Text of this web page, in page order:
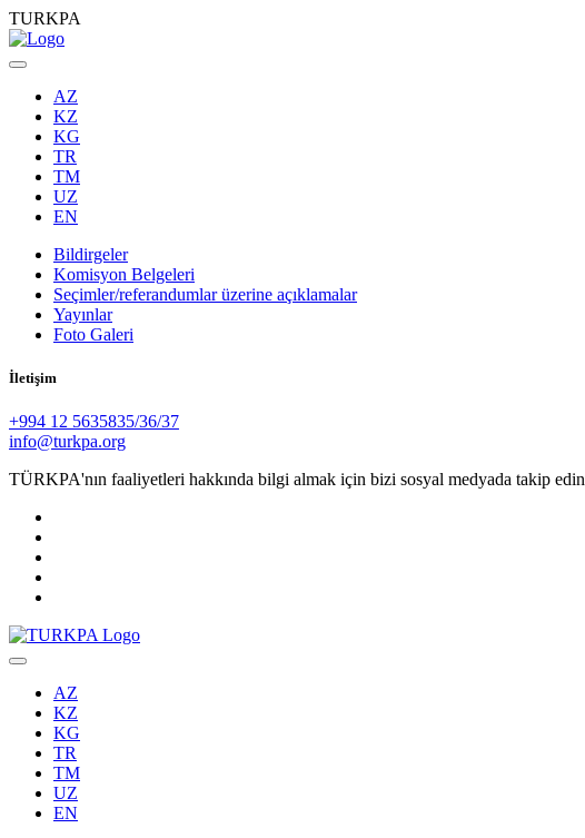
TURKPA
AZ
KZ
KG
TR
TM
UZ
EN
Bildirgeler
Komisyon Belgeleri
Seçimler/referandumlar üzerine açıklamalar
Yayınlar
Foto Galeri
İletişim
+994 12 5635835/36/37
info@turkpa.org
TÜRKPA'nın faaliyetleri hakkında bilgi almak için bizi sosyal medyada takip edin
AZ
KZ
KG
TR
TM
UZ
EN